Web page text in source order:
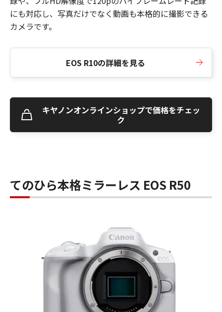
にも対応し、写真だけでなく動画も本格的に撮影できる
カメラです。
EOS R10の詳細を見る
キヤノンオンラインショップで価格をチェッ
ク
てのひら本格ミラーレス EOS R50